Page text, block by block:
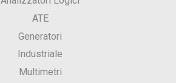
ATE
Generatori
Industriale
Multimetri